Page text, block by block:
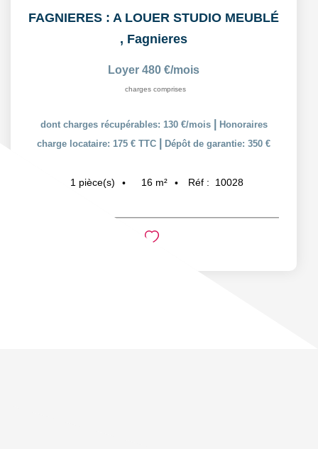
FAGNIERES : A LOUER STUDIO MEUBLÉ
, Fagnieres
Loyer 480 €/mois
charges comprises
dont charges récupérables: 130 €/mois
Honoraires
charge locataire: 175 € TTC
Dépôt de garantie: 350 €
1 pièce(s) 16 m² Réf : 10028